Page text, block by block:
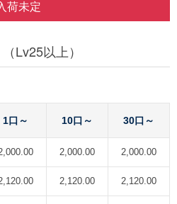
荷未定
Lv25以上）
1口～ 10口～ 30口～
2,000.00 2,000.00
2,120.00 2,120.00